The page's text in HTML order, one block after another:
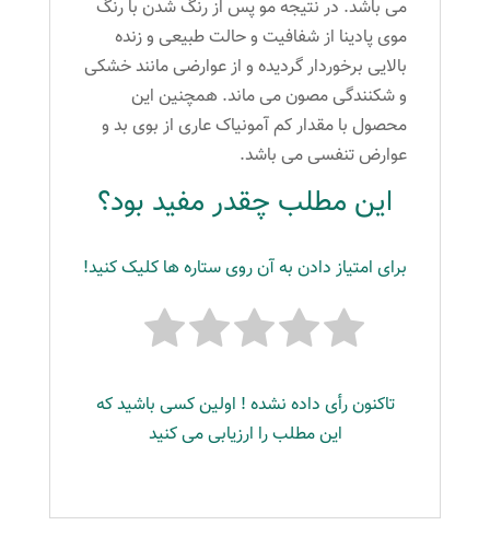
می باشد. در نتیجه مو پس از رنگ شدن با رنگ
موی پادینا از شفافیت و حالت طبیعی و زنده
بالایی برخوردار گردیده و از عوارضی مانند خشکی
و شکنندگی مصون می ماند. همچنین این
محصول با مقدار کم آمونیاک عاری از بوی بد و
عوارض تنفسی می باشد.
این مطلب چقدر مفید بود؟
برای امتیاز دادن به آن روی ستاره ها کلیک کنید!
تاکنون رأی داده نشده ! اولین کسی باشید که
این مطلب را ارزیابی می کنید